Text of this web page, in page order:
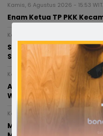
Kamis, 6 Agustus 2026 - 15:53
Enam Ketua TP PKK
Kamis, 6 Agustus 2026 - 13:38 WITA
Semarak HUT ke-81 RI,
Siapkan Beragam Lomba
Kamis, 6 Agustus 2026 - 12:52
Anggota Polres Bone
Watampone, Balita 4
Kamis, 6 Agustus 2026 - 00:25
Miris, Bocah 8 Tahun